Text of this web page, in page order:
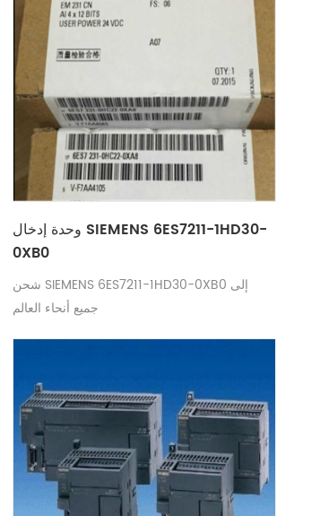
وحدة إدخال SIEMENS 6ES7211-1HD30-
0XB0
شحن SIEMENS 6ES7211-1HD30-0XB0 إلى
جميع أنحاء العالم